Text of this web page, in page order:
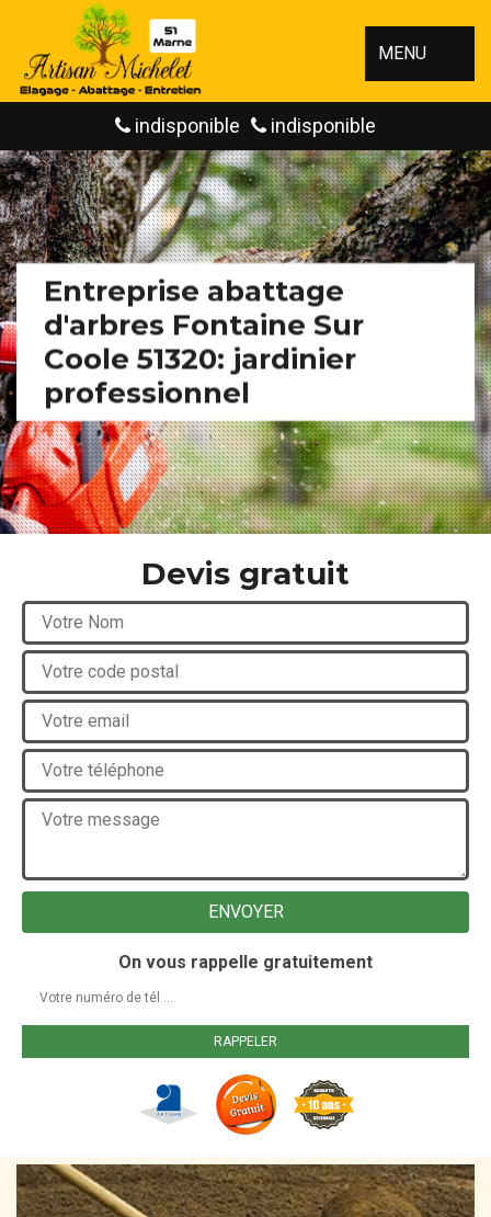
MENU
indisponible indisponible
Entreprise abattage
d'arbres Fontaine Sur
Coole 51320: jardinier
professionnel
Devis gratuit
On vous rappelle gratuitement